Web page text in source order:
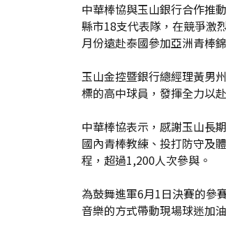
中華棒協與玉山銀行合作推
縣市18支代表隊，在競爭激
月份遠赴泰國參加亞洲青棒
玉山金控暨銀行總經理黃男
標的高中球員，發揮全力以
中華棒協表示，感謝玉山長
國內青棒教練、投打防守及
程，超過1,200人次參與。
為鼓舞進軍6月1日決賽的參
音樂的方式帶動現場球迷加